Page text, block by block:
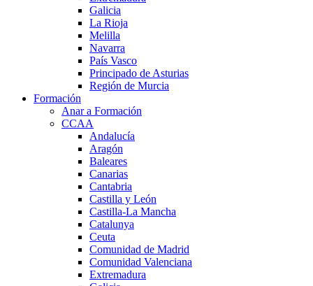
Galicia
La Rioja
Melilla
Navarra
País Vasco
Principado de Asturias
Región de Murcia
Formación
Anar a Formación
CCAA
Andalucía
Aragón
Baleares
Canarias
Cantabria
Castilla y León
Castilla-La Mancha
Catalunya
Ceuta
Comunidad de Madrid
Comunidad Valenciana
Extremadura